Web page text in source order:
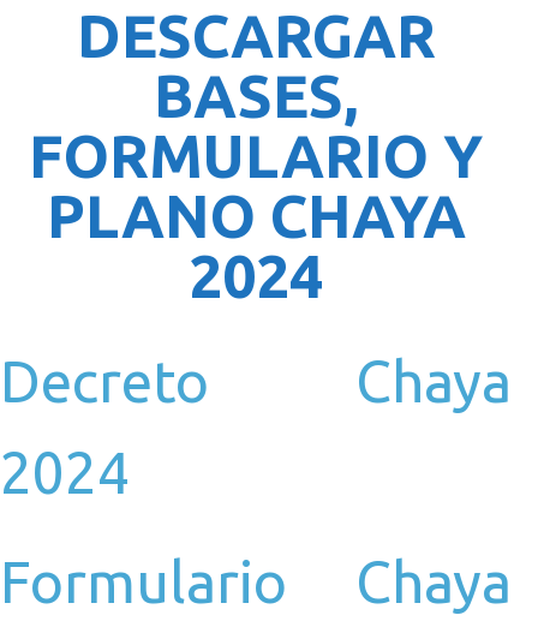
DESCARGAR
BASES,
FORMULARIO Y
PLANO CHAYA
2024
Decreto Chaya
2024
Formulario Chaya